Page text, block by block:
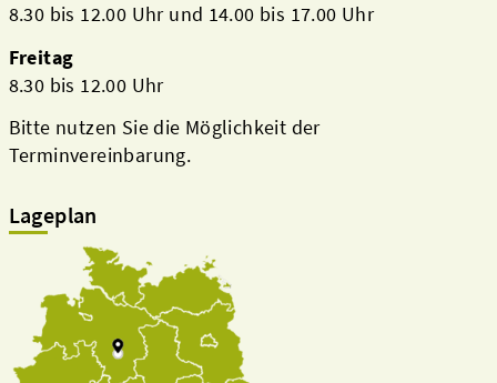
8.30 bis 12.00 Uhr und 14.00 bis 17.00 Uhr
Freitag
8.30 bis 12.00 Uhr
Bitte nutzen Sie die Möglichkeit der
Terminvereinbarung.
Lageplan